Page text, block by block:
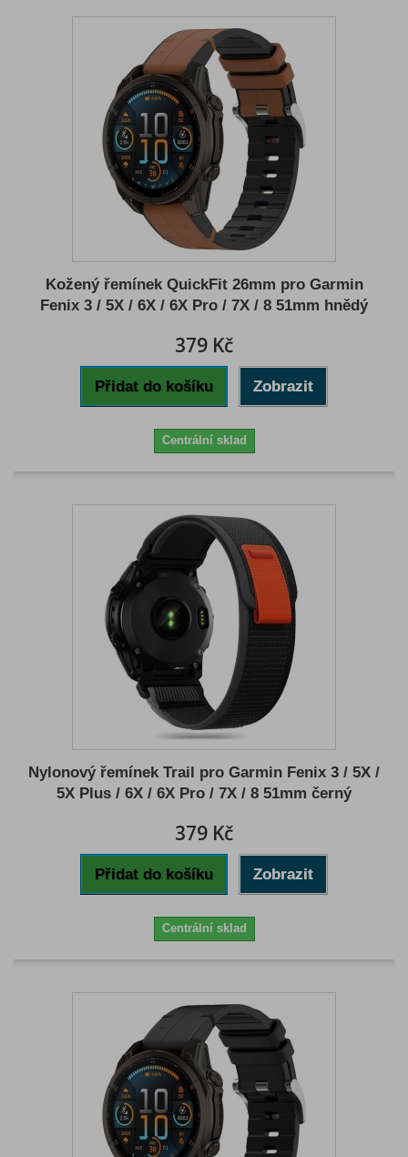
Kožený řemínek QuickFit 26mm pro Garmin
Fenix 3 / 5X / 6X / 6X Pro / 7X / 8 51mm hnědý
379 Kč
Přidat do košíku Zobrazit
Centrální sklad
Nylonový řemínek Trail pro Garmin Fenix 3 / 5X /
5X Plus / 6X / 6X Pro / 7X / 8 51mm černý
379 Kč
Přidat do košíku Zobrazit
Centrální sklad